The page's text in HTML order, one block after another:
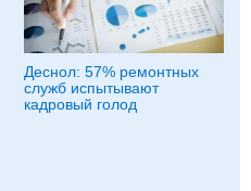
Деснол: 57% ремонтных
служб испытывают
кадровый голод